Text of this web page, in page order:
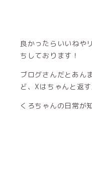
良かったらいいねや
ちしております！
ブログさんだとあん
ど、Xはちゃんと返す
くろちゃんの日常が